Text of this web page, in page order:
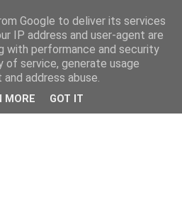
Google to deliver its services
IP address and user-agent are
with performance and security
service, generate usage
address abuse.
MORE GOT IT